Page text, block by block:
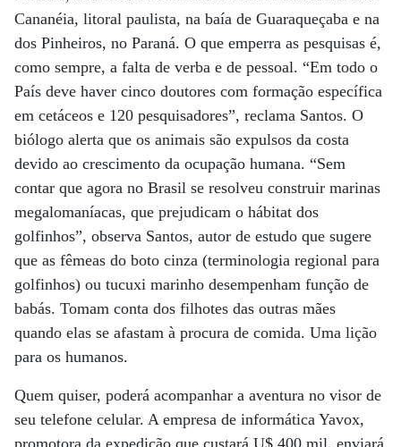
Cananéia, litoral paulista, na baía de Guaraqueçaba e na
dos Pinheiros, no Paraná. O que emperra as pesquisas é,
como sempre, a falta de verba e de pessoal. “Em todo o
País deve haver cinco doutores com formação específica
em cetáceos e 120 pesquisadores”, reclama Santos. O
biólogo alerta que os animais são expulsos da costa
devido ao crescimento da ocupação humana. “Sem
contar que agora no Brasil se resolveu construir marinas
megalomaníacas, que prejudicam o hábitat dos
golfinhos”, observa Santos, autor de estudo que sugere
que as fêmeas do boto cinza (terminologia regional para
golfinhos) ou tucuxi marinho desempenham função de
babás. Tomam conta dos filhotes das outras mães
quando elas se afastam à procura de comida. Uma lição
para os humanos.
Quem quiser, poderá acompanhar a aventura no visor de
seu telefone celular. A empresa de informática Yavox,
promotora da expedição que custará U$ 400 mil, enviará